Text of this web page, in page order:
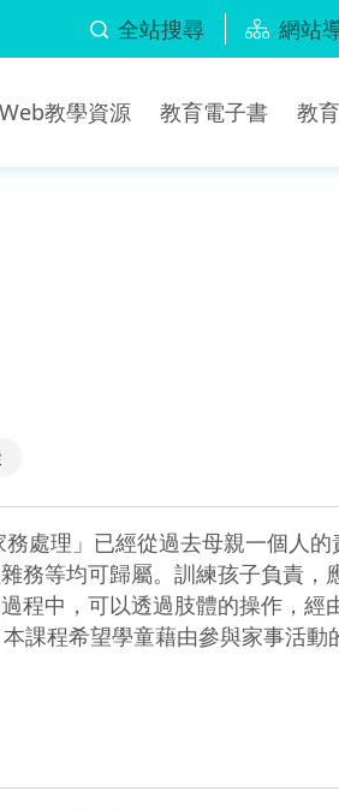
全站搜尋 網站
Web教學資源 教育電子書 教
務等均可歸屬。訓練孩子負責，
程中，可以透過肢體的操作，經
課程希望學童藉由參與家事活動